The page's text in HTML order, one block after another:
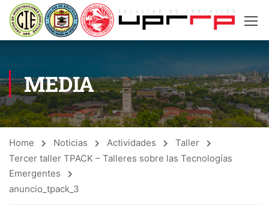
MEDIA
Home Noticias Actividades
Taller
Tercer taller TPACK – Talleres sobre las Tecnologías
Emergentes
anuncio_tpack_3